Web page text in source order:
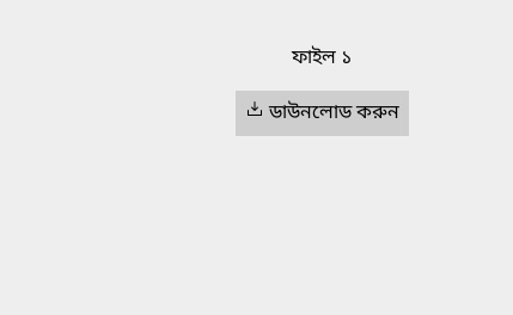
ফাইল ১
ডাউনলোড করুন